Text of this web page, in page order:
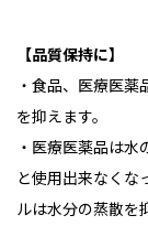
【品質保持に】
・食品、医療医
を抑えます。
・医療医薬品は
と使用出来なくな
ルは水分の蒸散を